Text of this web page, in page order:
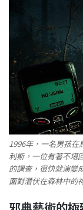
1996年，一名男孩
利斯，一位有著不堪
的調查，很快就演變
面對潛伏在森林中